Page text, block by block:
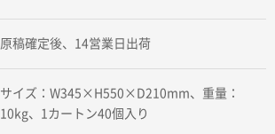
原稿確定後、14営業日出荷
サイズ：W345×H550×D210mm、重量：
10kg、1カートン40個入り